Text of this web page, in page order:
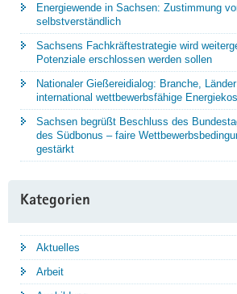
Energiewende in Sachsen: Zustimmung
selbstverständlich
Sachsens Fachkräftestrategie wird
Potenziale erschlossen werden sollen
Nationaler Gießereidialog: Branche,
international wettbewerbsfähige
Sachsen begrüßt Beschluss des
des Südbonus – faire
gestärkt
Kategorien
Aktuelles
Arbeit